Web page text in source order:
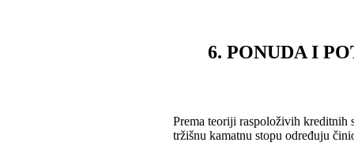
6. PONUDA I
Prema teoriji raspoloživih kreditnih
tržišnu kamatnu stopu određuju